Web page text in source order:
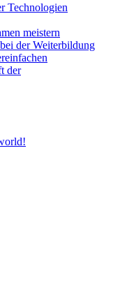
Technologien
meistern
der Weiterbildung
der